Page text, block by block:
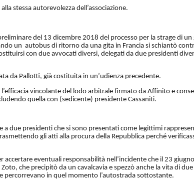
stessa autorevolezza dell’associazione.
del 13 dicembre 2018 del processo per la strage di
un autobus di ritorno da una gita in Francia si schiantò
con due avvocati diversi, delegati da due presidenti
da Pallotti, già costituita in un’udienza precedente.
vincolante del lodo arbitrale firmato da Affinito e
quella con (sedicente) presidente Cassaniti.
a due presidenti che si sono presentati come legittimi
gli atti alla procura della Repubblica perché
accertare eventuali responsabilità nell’incidente che il 23
che precipitò da un cavalcavia e spezzò anche la vita di due
percorrevano in quel momento l’autostrada sottostante.